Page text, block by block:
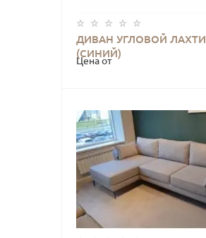
ДИВАН УГЛОВОЙ ЛАХТИ
(СИНИЙ)
Цена от
КУПИТЬ